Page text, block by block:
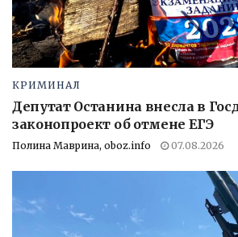
КРИМИНАЛ
Депутат Останина внесла в
законопроект об отмене ЕГЭ
Полина Маврина, oboz.info 07.08.2026